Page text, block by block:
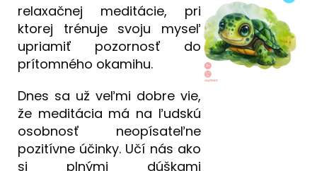
relaxačnej meditácie, pri
ktorej trénuje svoju myseľ
upriamiť pozornosť do
prítomného okamihu.
Dnes sa už veľmi dobre vie,
že meditácia má na ľudskú
osobnosť neopísateľne
pozitívne účinky. Učí nás ako
si plnými dúškami